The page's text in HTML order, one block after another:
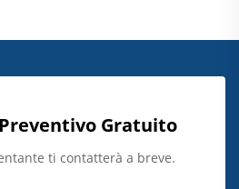
Gratuito
ti contatterà a breve.